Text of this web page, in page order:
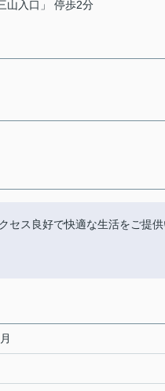
山入口」 停歩2分
セス良好で快適な生活をご提